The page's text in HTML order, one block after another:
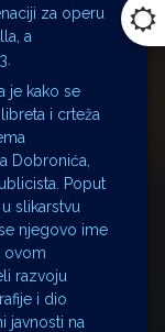
za operu
a
je kako se
i crteža
Dobronića,
Poput
slikarstvu
njegovo ime
ovom
razvoju
i dio
javnosti na